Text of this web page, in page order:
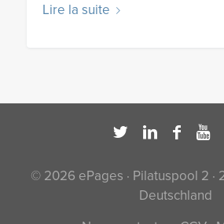
Lire la suite
© 2026 ePages · Pilatuspool 2 ·
Deutschland